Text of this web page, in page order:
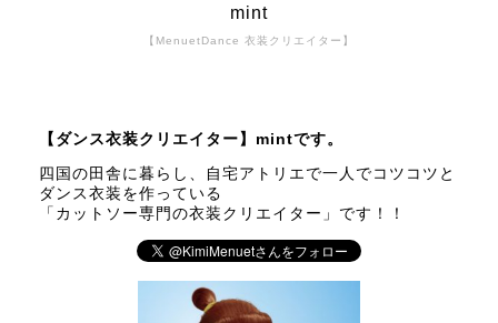
【MenuetDance 衣装クリエイター】
mint
【ダンス衣装クリエイター】mintです。
四国の田舎に暮らし、自宅アトリエで一人でコツコツと
ダンス衣装を作っている
「カットソー専門の衣装クリエイター」です！！